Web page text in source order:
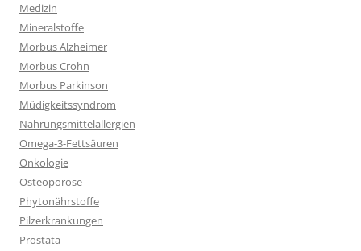
Medizin
Mineralstoffe
Morbus Alzheimer
Morbus Crohn
Morbus Parkinson
Müdigkeitssyndrom
Nahrungsmittelallergien
Omega-3-Fettsäuren
Onkologie
Osteoporose
Phytonährstoffe
Pilzerkrankungen
Prostata